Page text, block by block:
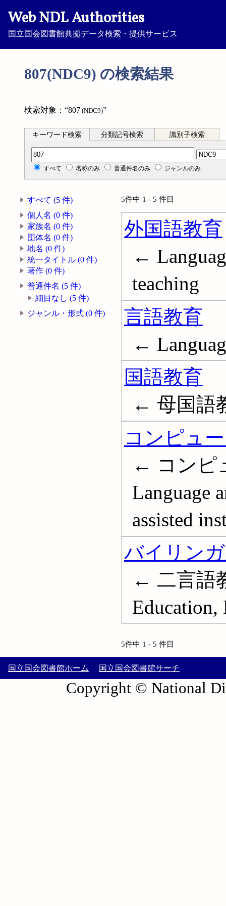
Web NDL Authorities
国立国会図書館典拠データ検索・提供サービス
807(NDC9) の検索結果
検索対象：“807 (NDC9)”
キーワード検索 分類記号検索 識別子検索
分類記号検索
すべて 名称のみ 普通件名のみ ジャンルのみ
すべて (5 件)
個人名 (0 件)
家族名 (0 件)
団体名 (0 件)
地名 (0 件)
統一タイトル (0 件)
著作 (0 件)
普通件名 (5 件)
細目なし (5 件)
ジャンル・形式 (0 件)
5件中 1 - 5 件目
外国語教育
←
teaching
言語教育
←
国語教育
← 母国語
コンピュ
← コンピ
Language
assisted
バイリン
← 二言語
5件中 1 - 5 件目
国立国会図書館ホーム 国立国会図書館サーチ
Copyright © National